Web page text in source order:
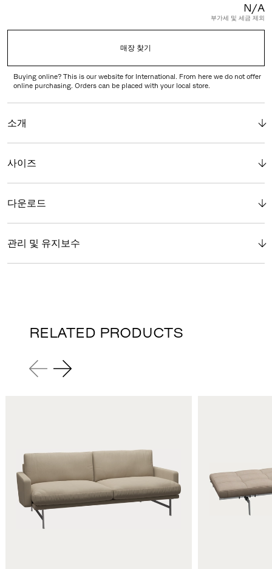
N/A
부가세 및 세금 제외
매장 찾기
Buying online? This is our website for International. From here we do not offer
online purchasing. Orders can be placed with your local store.
소개
사이즈
다운로드
관리 및 유지보수
RELATED PRODUCTS